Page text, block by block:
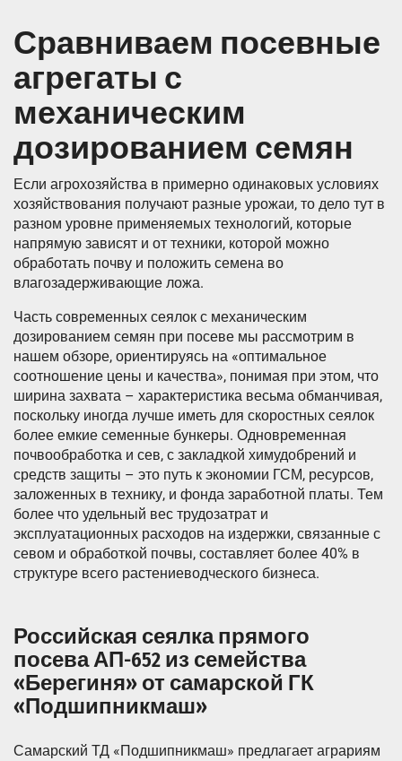
Сравниваем посевные
агрегаты с
механическим
дозированием семян
Если агрохозяйства в примерно одинаковых условиях
хозяйствования получают разные урожаи, то дело тут в
разном уровне применяемых технологий, которые
напрямую зависят и от техники, которой можно
обработать почву и положить семена во
влагозадерживающие ложа.
Часть современных сеялок с механическим
дозированием семян при посеве мы рассмотрим в
нашем обзоре, ориентируясь на «оптимальное
соотношение цены и качества», понимая при этом, что
ширина захвата – характеристика весьма обманчивая,
поскольку иногда лучше иметь для скоростных сеялок
более емкие семенные бункеры. Одновременная
почвообработка и сев, с закладкой химудобрений и
средств защиты – это путь к экономии ГСМ, ресурсов,
заложенных в технику, и фонда заработной платы. Тем
более что удельный вес трудозатрат и
эксплуатационных расходов на издержки, связанные с
севом и обработкой почвы, составляет более 40% в
структуре всего растениеводческого бизнеса.
Российская сеялка прямого
посева АП-652 из семейства
«Берегиня» от самарской ГК
«Подшипникмаш»
Самарский ТД «Подшипникмаш» предлагает аграриям